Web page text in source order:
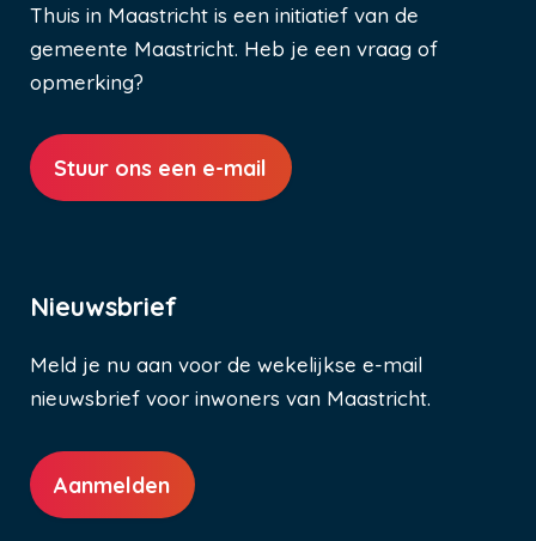
Thuis in Maastricht is een initiatief van de
gemeente Maastricht. Heb je een vraag of
opmerking?
Stuur ons een e-mail
Nieuwsbrief
Meld je nu aan voor de wekelijkse e-mail
nieuwsbrief voor inwoners van Maastricht.
Aanmelden